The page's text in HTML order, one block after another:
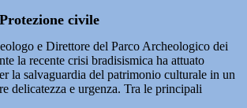
civile
e Direttore del Parco Archeologico dei
la recente crisi bradisismica ha attuato
la salvaguardia del patrimonio culturale in un
delicatezza e urgenza. Tra le principali